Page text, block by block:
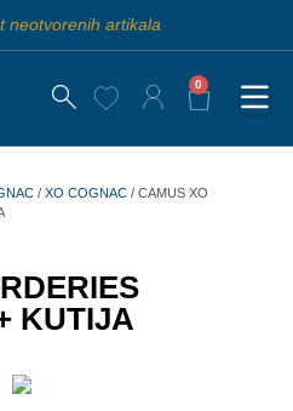
neotvorenih artikala
0
/ XO COGNAC / CAMUS XO
KUTIJA